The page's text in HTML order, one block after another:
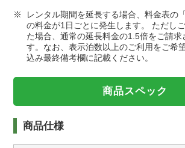
レンタル期間を延長する場合、料金表の
の料金が1日ごとに発生します。 ただし
た場合、通常の延長料金の1.5倍をご請求
す。なお、表示泊数以上のご利用をご希
込み最終備考欄に記載ください。
商品スペック
商品仕様